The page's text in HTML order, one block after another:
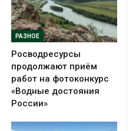
РАЗНОЕ
Росводресурсы
продолжают приём
работ на фотоконкурс
«Водные достояния
России»